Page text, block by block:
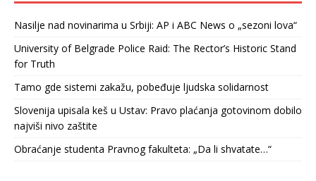
Nasilje nad novinarima u Srbiji: AP i ABC News o „sezoni lova“
University of Belgrade Police Raid: The Rector’s Historic Stand
for Truth
Tamo gde sistemi zakažu, pobeđuje ljudska solidarnost
Slovenija upisala keš u Ustav: Pravo plaćanja gotovinom dobilo
najviši nivo zaštite
Obraćanje studenta Pravnog fakulteta: „Da li shvatate…“